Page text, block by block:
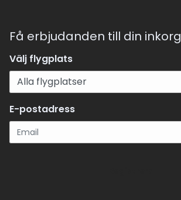
Få erbjudanden till din inkorg
Välj flygplats
E-postadress